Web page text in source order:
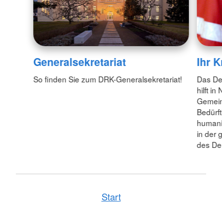
Generalsekretariat
So finden Sie zum DRK-Generalsekretariat!
Ihr
Das
hilft in
in der
des
Start